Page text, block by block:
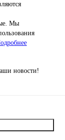
Мы
новости!